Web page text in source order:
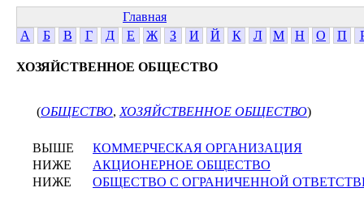
Главная
А
Б В Г Д Е Ж З И Й К Л М Н О П
ХОЗЯЙСТВЕННОЕ ОБЩЕСТВО
(ОБЩЕСТВО, ХОЗЯЙСТВЕННОЕ ОБЩЕСТВО)
ВЫШЕ
КОММЕРЧЕСКАЯ ОРГАНИЗАЦИЯ
НИЖЕ
АКЦИОНЕРНОЕ ОБЩЕСТВО
НИЖЕ
ОБЩЕСТВО С ОГРАНИЧЕННОЙ